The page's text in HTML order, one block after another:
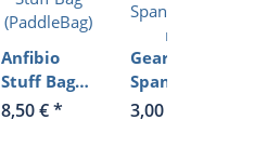
Anfibio
Stuff Bag
(PaddleBag)
8,50 €*
Gear Strap,
Spannriemen
mit
3,00 €